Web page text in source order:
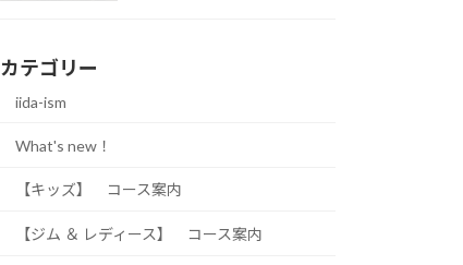
カテゴリー
iida-ism
What's new！
【キッズ】 コース案内
【ジム ＆ レディース】 コース案内